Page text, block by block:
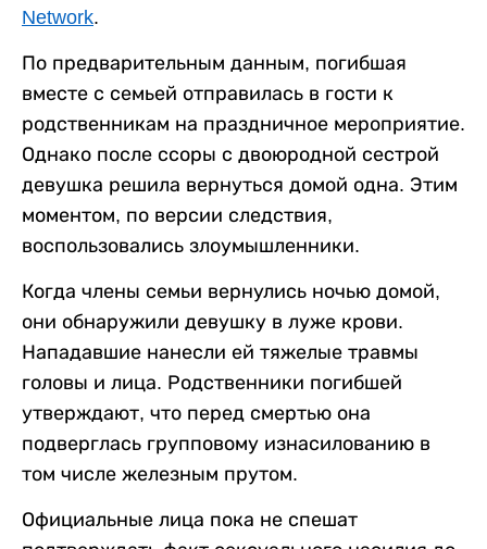
Network.
По предварительным данным, погибшая
вместе с семьей отправилась в гости к
родственникам на праздничное мероприятие.
Однако после ссоры с двоюродной сестрой
девушка решила вернуться домой одна. Этим
моментом, по версии следствия,
воспользовались злоумышленники.
Когда члены семьи вернулись ночью домой,
они обнаружили девушку в луже крови.
Нападавшие нанесли ей тяжелые травмы
головы и лица. Родственники погибшей
утверждают, что перед смертью она
подверглась групповому изнасилованию в
том числе железным прутом.
Официальные лица пока не спешат